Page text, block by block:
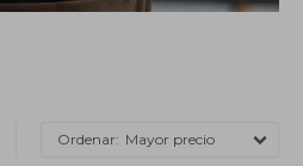
Mayor precio